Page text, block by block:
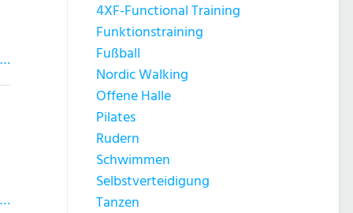
4XF-Functional Training
Funktionstraining
Fußball
Nordic Walking
Offene Halle
Pilates
Rudern
Schwimmen
Selbstverteidigung
Tanzen